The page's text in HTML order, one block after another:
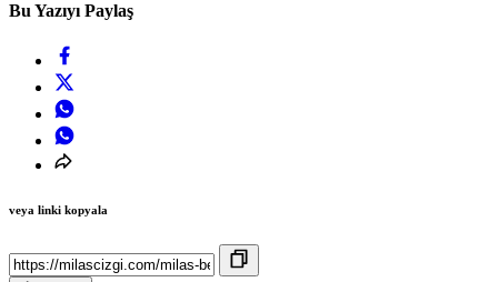
Bu Yazıyı Paylaş
veya linki kopyala